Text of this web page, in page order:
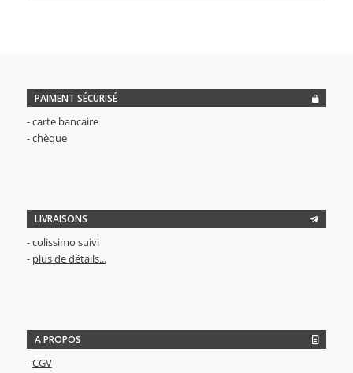
PAIMENT SÉCURISÉ
- carte bancaire
- chèque
LIVRAISONS
- colissimo suivi
- plus de détails...
A PROPOS
-CGV